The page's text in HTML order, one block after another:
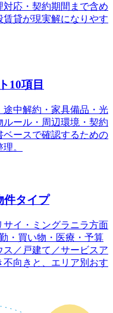
応・契約期間まで含め
貸が現実解になりやす
10項目
中解約・家具備品・光
ール・周辺環境・契約
ースで確認するための
。
件タイプ
イ・ミングラニラ方面
・買い物・医療・予算
／戸建て／サービスア
向きと、エリア別おす